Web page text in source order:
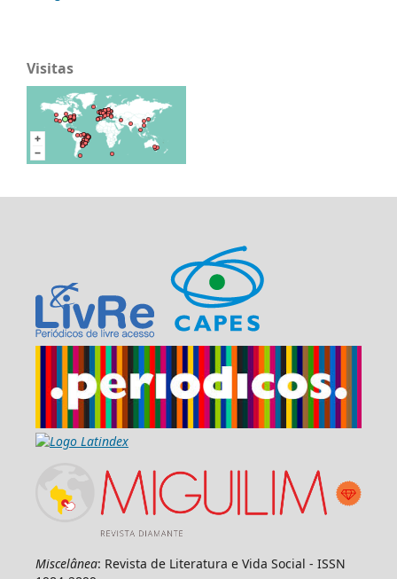
Visitas
Miscelânea: Revista de Literatura e Vida Social - ISSN